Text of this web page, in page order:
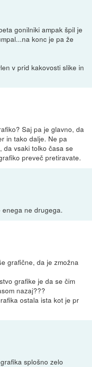
gonilniki ampak špil je
konc je pa že
v prid kakovosti slike in
Saj pa je glavno, da
in tako dalje. Ne pa
da vsaki tolko časa se
preveč pretiravate.
enega ne drugega.
grafične, da je zmožna
grafike je da se čim
nazaj???
ostala ista kot je pr
splošno zelo